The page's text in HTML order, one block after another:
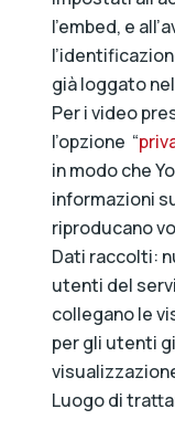
l’embed, e
già loggato
Per i video
l’opzione “
in modo che
informazioni
riproducano
Dati raccolti:
utenti del
collegano le
per gli utenti
Luogo di